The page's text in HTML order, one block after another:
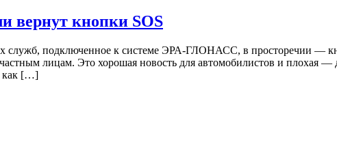
вернут кнопки SOS
служб, подключенное к системе ЭРА-ГЛОНАСС, в просторечии —
лицам. Это хорошая новость для автомобилистов и плохая —
как […]